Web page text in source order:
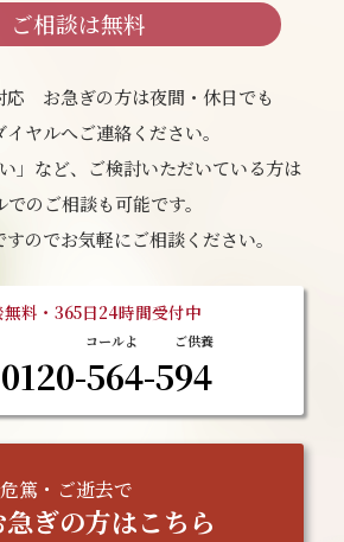
ご相談は無料
応 お急ぎの方は夜間・休日でも
イヤルへご連絡ください。
」など、ご検討いただいている方は
でのご相談も可能です。
すのでお気軽にご相談ください。
無料・365日24時間受付中
0120-564-594
危篤 ・ご逝去で
急ぎの方はこちら